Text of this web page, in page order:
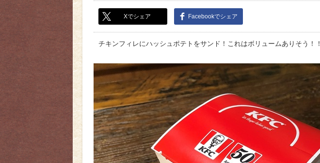
Xでシェア Facebookでシェア
チキンフィレにハッシュポテトをサンド！これはボリュームありそう！！